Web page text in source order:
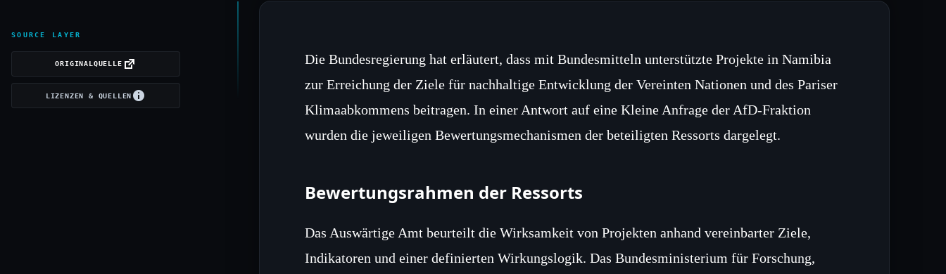
SOURCE LAYER
ORIGINALQUELLE
LIZENZEN & QUELLEN
Die Bundesregierung hat erläutert, dass mit Bundesmitteln unterstützte Projekte in Namibia
zur Erreichung der Ziele für nachhaltige Entwicklung der Vereinten Nationen und des Pariser
Klimaabkommens beitragen. In einer Antwort auf eine Kleine Anfrage der AfD-Fraktion
wurden die jeweiligen Bewertungsmechanismen der beteiligten Ressorts dargelegt.
Bewertungsrahmen der Ressorts
Das Auswärtige Amt beurteilt die Wirksamkeit von Projekten anhand vereinbarter Ziele,
Indikatoren und einer definierten Wirkungslogik. Das Bundesministerium für Forschung,